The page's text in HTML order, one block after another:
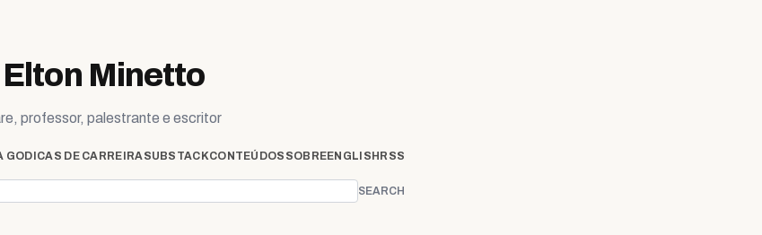
Minetto
professor, palestrante e escritor
GODICAS DE CARREIRASUBSTACKCONTEÚDOS SOBREENGLISH RSS
SEARCH